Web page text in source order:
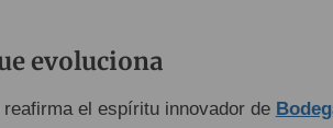
evoluciona
reafirma el espíritu innovador de